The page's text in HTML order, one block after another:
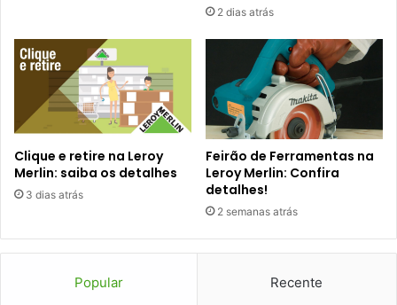
2 dias atrás
Clique e retire na Leroy
Merlin: saiba os detalhes
3 dias atrás
Feirão de Ferramentas na
Leroy Merlin: Confira
detalhes!
2 semanas atrás
Popular Recente